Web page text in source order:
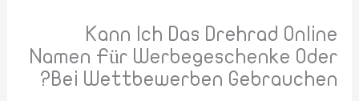
Kann Ich Das Drehrad Online
Namen Für Werbegeschenke Oder
Bei Wettbewerben Gebrauchen?